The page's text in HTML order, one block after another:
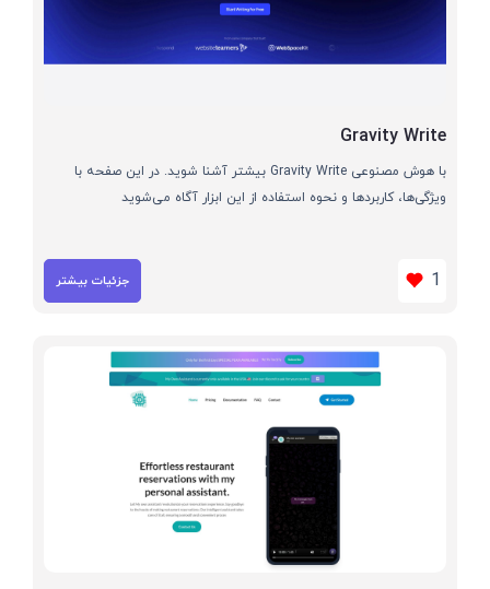
Gravity Write
با هوش مصنوعی Gravity Write بیشتر آشنا شوید. در این صفحه با
ویژگی‌ها، کاربردها و نحوه استفاده از این ابزار آگاه می‌شوید
1 جزئیات بیشتر